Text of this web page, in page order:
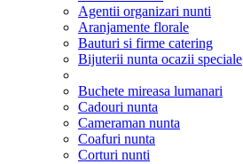
Agentii organizari nunti
Aranjamente florale
Bauturi si firme catering
Bijuterii nunta ocazii speciale
Buchete mireasa lumanari
Cadouri nunta
Cameraman nunta
Coafuri nunta
Corturi nunti